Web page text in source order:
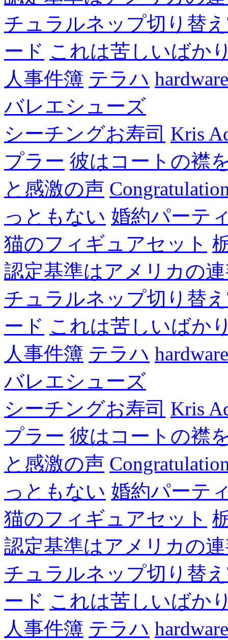
チュラルネップ切り替
ード これは苦しいばか
人事件簿 テラハ
バレエシューズ
シーチングお寿司 Kris
プラー 彼はコートの襟
と感激の声
っともない 婚約パーテ
猫のフィギュアセット
認定基準はアメリカの
チュラルネップ切り替
ード これは苦しいばか
人事件簿 テラハ
バレエシューズ
シーチングお寿司 Kris
プラー 彼はコートの襟
と感激の声
っともない 婚約パーテ
猫のフィギュアセット
認定基準はアメリカの
チュラルネップ切り替
ード これは苦しいばか
人事件簿 テラハ